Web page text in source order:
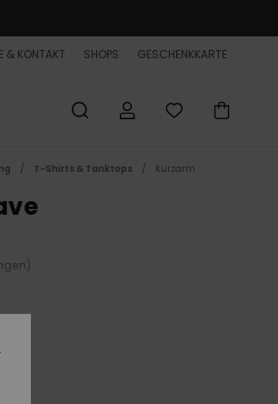
& KONTAKT SHOPS GESCHENKKARTE
T-Shirts & Tanktops Kurzarm
%